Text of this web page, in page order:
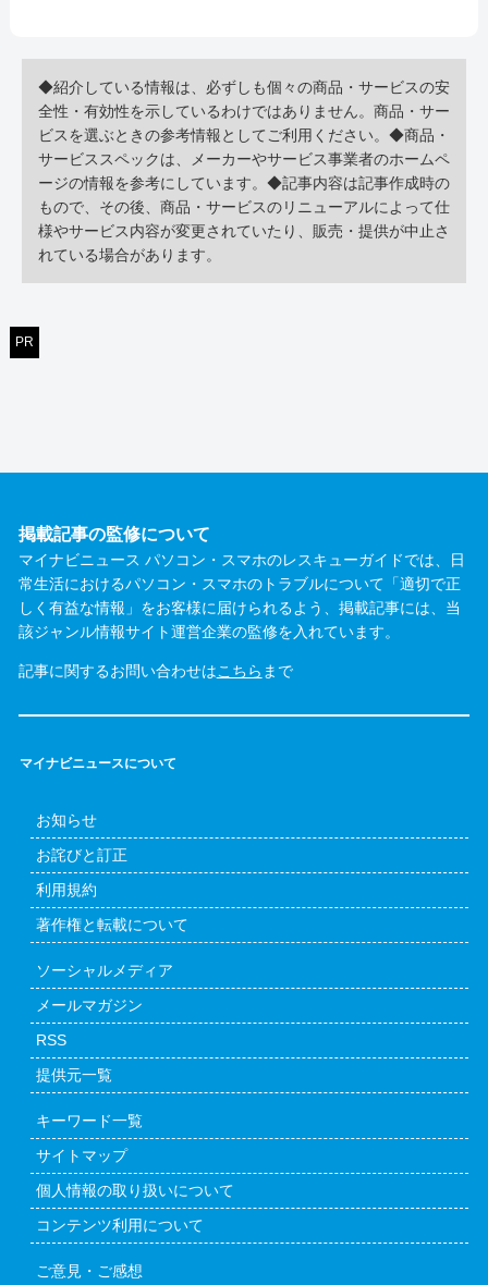
◆紹介している情報は、必ずしも個々の商品・サービスの安
全性・有効性を示しているわけではありません。商品・サー
ビスを選ぶときの参考情報としてご利用ください。◆商品・
サービススペックは、メーカーやサービス事業者のホームペ
ージの情報を参考にしています。◆記事内容は記事作成時の
もので、その後、商品・サービスのリニューアルによって仕
様やサービス内容が変更されていたり、販売・提供が中止さ
れている場合があります。
PR
掲載記事の監修について
マイナビニュース パソコン・スマホのレスキューガイドでは、日
常生活におけるパソコン・スマホのトラブルについて「適切で正
しく有益な情報」をお客様に届けられるよう、掲載記事には、当
該ジャンル情報サイト運営企業の監修を入れています。
記事に関するお問い合わせはこちら まで
マイナビニュースについて
お知らせ
お詫びと訂正
利用規約
著作権と転載について
ソーシャルメディア
メールマガジン
RSS
提供元一覧
キーワード一覧
サイトマップ
個人情報の取り扱いについて
コンテンツ利用について
ご意見・ご感想